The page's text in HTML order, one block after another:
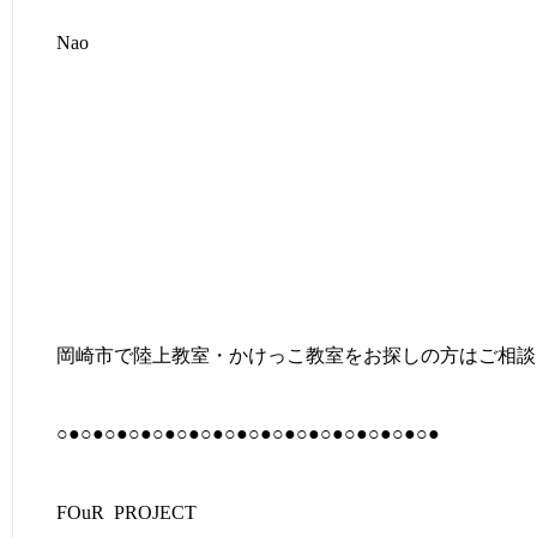
Nao
岡崎市で陸上教室・かけっこ教室をお探しの方はご相
○●○●○●○●○●○●○●○●○●○●○●○●○●○●○●○●
FOuR PROJECT